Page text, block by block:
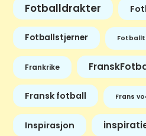
Fotballdrakter
Fotballstjerner
Frankrike
Fransk fotball Frans
Inspirasjon